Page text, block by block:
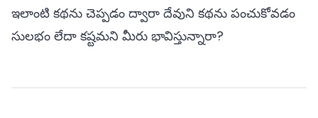
ఇలాంటి కథను చెప్పడం ద్వారా దేవుని కథను పంచుకోవడం
సులభం లేదా కష్టమని మీరు భావిస్తున్నారా?